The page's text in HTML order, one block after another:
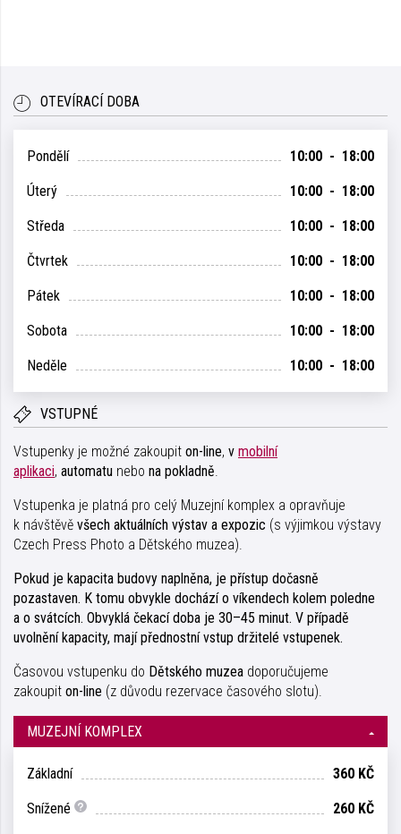
OTEVÍRACÍ DOBA
Pondělí 10:00 - 18:00
Úterý 10:00 - 18:00
Středa 10:00 - 18:00
Čtvrtek 10:00 - 18:00
Pátek 10:00 - 18:00
Sobota 10:00 - 18:00
Neděle 10:00 - 18:00
VSTUPNÉ
Vstupenky je možné zakoupit on-line, v mobilní
aplikaci, automatu nebo na pokladně.
Vstupenka je platná pro celý Muzejní komplex a opravňuje
k návštěvě všech aktuálních výstav a expozic (s výjimkou výstavy
Czech Press Photo a Dětského muzea).
Pokud je kapacita budovy naplněna, je přístup dočasně
pozastaven. K tomu obvykle dochází o víkendech kolem poledne
a o svátcích. Obvyklá čekací doba je 30–45 minut. V případě
uvolnění kapacity, mají přednostní vstup držitelé vstupenek.
Časovou vstupenku do Dětského muzea doporučujeme
zakoupit on-line (z důvodu rezervace časového slotu).
MUZEJNÍ KOMPLEX
Základní 360 KČ
Snížené 260 KČ